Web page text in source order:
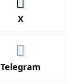
X
Telegram